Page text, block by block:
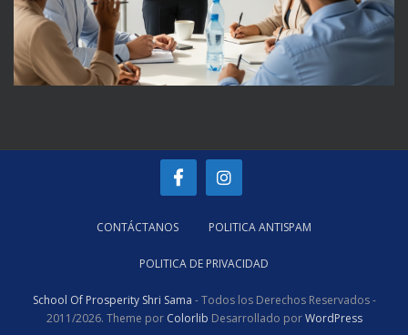
CONTÁCTANOS POLITICA ANTISPAM
POLITICA DE PRIVACIDAD
School Of Prosperity Shri Sama - Todos los Derechos Reservados -
2011/2026. Theme por Colorlib Desarrollado porWordPress